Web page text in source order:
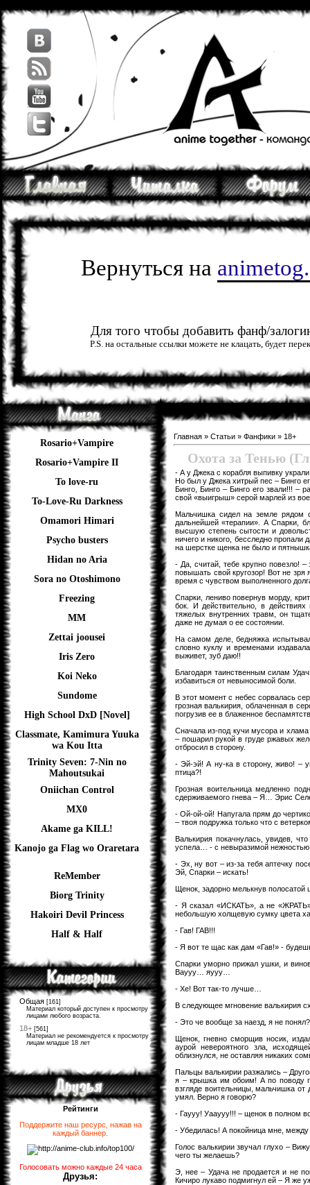
Вернуться на
Для того чтобы добавить фанф/
P.S. на остальные ссылки можете не клацать, будет
Rosario+Vampire
Rosario+Vampire II
To love-ru
To-Love-Ru Darkness
Omamori Himari
Psycho busters
Hidan no Aria
Sora no Otoshimono
Freezing
ММ
Zettai joousei
Iris Zero
Koi Neko
Sundome
High School DxD [Novel]
Classmate, Kamimura Yuuka
wa Kou Itta
Trinity Seven: 7-Nin no
Mahoutsukai
Oniichan Control
MX0
Akame ga KILL!
Kanojo ga Flag wo Oraretara
ReMember
Biorg Trinity
Hakoiri Devil Princess
Half & Half
Общая [161]
Материал который доступен к просмотру
лицами любого возраста.
18+ [561]
Материал не рекомендуется к просмотру
лицам младше 18 лет
Рейтинги
Поддержите наш ресурс, нажав на
каждый баннер
Голосовать можно каждые 24 часа
Друзья:
Главная » Статьи » Фанфики » 18+
Охота за Тенью
- А у Джека с корабля выпивку
Но был у Джека хитрый пес – Бинго
Бинго, Бинго – Бинго его звали!!! –
свой «выигрыш» серой марлей из
Мальчишка сидел на земле рядом
дальнейшей «терапии». А Спарки,
высшую степень сытости и
ничего и никого, бесследно
на шерстке щенка не было и
- Да, считай, тебе крупно повезло!
повышать свой кругозор! Вот не зря
время с чувством выполненного
Спарки, лениво повернув морду,
бок. И действительно, в
тяжелых внутренних травм, он
даже не думая о ее состоянии.
На самом деле, бедняжка
словно куклу и временами
выживет, зуб даю!!
Благодаря таинственным силам
избавиться от невыносимой боли.
В этот момент с небес сорвалась
грозная валькирия, облаченная в
погрузив ее в блаженное
Сначала из-под кучи мусора и
– пошарил рукой в груде ржавых
отбросил в сторону.
- Эй-эй! А ну-ка в сторону, живо! –
птица?!
Грозная воительница медленно
сдерживаемого гнева – Я… Эрис
- Ой-ой-ой! Напугала прям до
– твоя подружка только что с
Валькирия покачнулась, увидев,
успела… - с невыразимой нежностью
- Эх, ну вот – из-за тебя аптечку
Эй, Спарки – искать!
Щенок, задорно мелькнув
- Я сказал «ИСКАТЬ», а не
небольшую холщевую сумку цвета
- Гав! ГАВ!!!
- Я вот те щас как дам «Гав!» -
Спарки уморно прижал ушки, и
Ваууу… яууу…
- Хе! Вот так-то лучше…
В следующее мгновение валькирия
- Это че вообще за наезд, я не
Щенок, гневно сморщив носик,
аурой невероятного зла,
облизнулся, не оставляя никаких
Пальцы валькирии разжались –
я – крышка им обоим! А по поводу
взгляде воительницы, мальчишка
умял. Верно я говорю?
- Гаууу! Уааууу!!! – щенок в полном
- Убедилась! А покойница мне, между
Голос валькирии звучал глухо –
чего ты желаешь?
Э, нее – Удача не продается и не
Кичиро лукаво подмигнул ей – Я же